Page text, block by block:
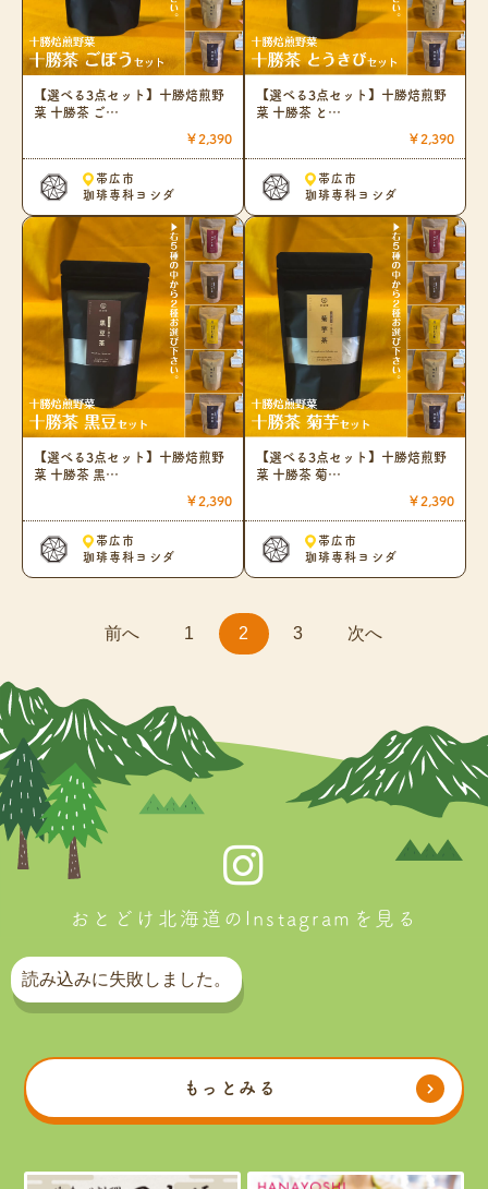
【選べる3点セット】十勝焙煎野
菜 十勝茶 ご…
￥2,390
帯広市
珈琲専科ヨシダ
【選べる3点セット】十勝焙煎野
菜 十勝茶 と…
￥2,390
帯広市
珈琲専科ヨシダ
【選べる3点セット】十勝焙煎野
菜 十勝茶 黒…
￥2,390
帯広市
珈琲専科ヨシダ
【選べる3点セット】十勝焙煎野
菜 十勝茶 菊…
￥2,390
帯広市
珈琲専科ヨシダ
前へ 1 2 3 次へ
おとどけ北海道のInstagramを見る
読み込みに失敗しました。
もっとみる